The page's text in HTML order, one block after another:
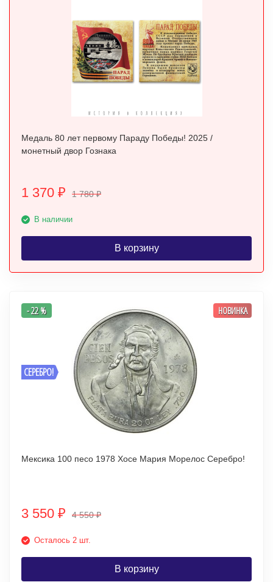
Медаль 80 лет первому Параду Победы! 2025 /
монетный двор Гознака
1 370 ₽ 1 780₽
В наличии
В корзину
СЕРЕБРО!
- 22 % НОВИНКА
Мексика 100 песо 1978 Хосе Мария Морелос Серебро!
3 550 ₽ 4 550₽
Осталось 2 шт.
В корзину